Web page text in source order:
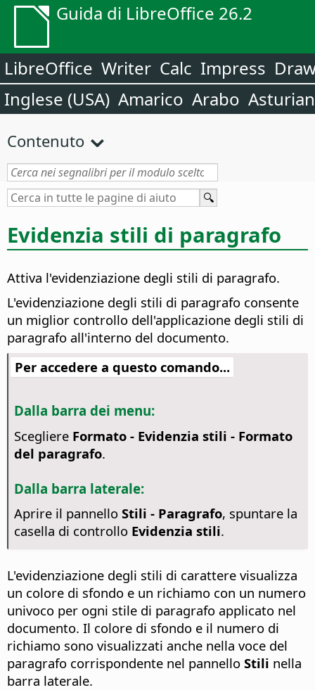
Guida di LibreOffice 26.2
LibreOffice Writer Calc Impress
Inglese (USA) Amarico Arabo
Contenuto
Evidenzia stili di paragrafo
Attiva l'evidenziazione degli stili di paragrafo.
L'evidenziazione degli stili di paragrafo consente
un miglior controllo dell'applicazione degli stili di
paragrafo all'interno del documento.
Per accedere a questo comando...
Dalla barra dei menu:
Scegliere Formato - Evidenzia stili - Formato
del paragrafo.
Dalla barra laterale:
Aprire il pannello Stili - Paragrafo, spuntare la
casella di controllo Evidenzia stili.
L'evidenziazione degli stili di carattere visualizza
un colore di sfondo e un richiamo con un numero
univoco per ogni stile di paragrafo applicato nel
documento. Il colore di sfondo e il numero di
richiamo sono visualizzati anche nella voce del
paragrafo corrispondente nel pannello Stili nella
barra laterale.